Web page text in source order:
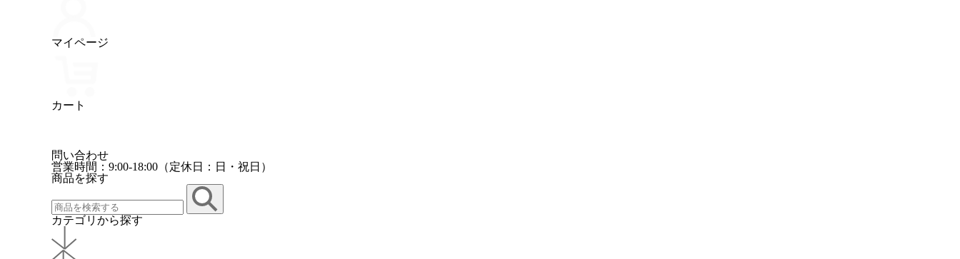
マイページ
カート
問い合わせ
営業時間：9:00-18:00（定休日：日・祝日）
商品を探す
カテゴリから探す